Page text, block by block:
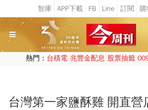
熱門： 台積電 兆豐金配息 股票抽籤
台灣第一家鹽酥雞 開直營